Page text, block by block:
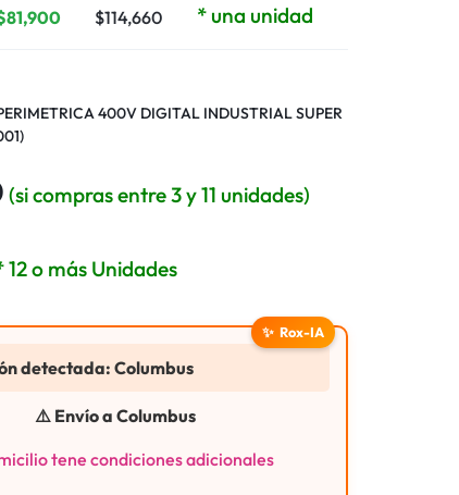
81,900 $114,660 * una unidad
400V DIGITAL INDUSTRIAL SUPER
(si compras entre 3 y 11 unidades)
12 o más Unidades
✨ Rox-IA
detectada: Columbus
⚠️ Envío a Columbus
tene condiciones adicionales